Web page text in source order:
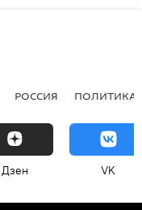
РОССИЯ ПОЛИТИКА
Дзен VK